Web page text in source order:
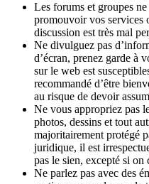
Les forums et groupes
promouvoir vos services
discussion est très mal
Ne divulguez pas
d’écran, prenez garde à
sur le web est
recommandé d’être
au risque de devoir
Ne vous appropriez pas
photos, dessins et tout
majoritairement protégé
juridique, il est
pas le sien, excepté si on
Ne parlez pas avec des